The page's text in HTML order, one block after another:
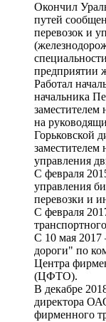
Окончил
путей
перевозок и
предприятии
Работал
начальника
на
Горьковской
заместителем
управления
С февраля
управления
перевозки и
С февраля
С 10 мая 2017
дороги" по
Центра
(ЦФТО).
В декабре
директора
фирменного